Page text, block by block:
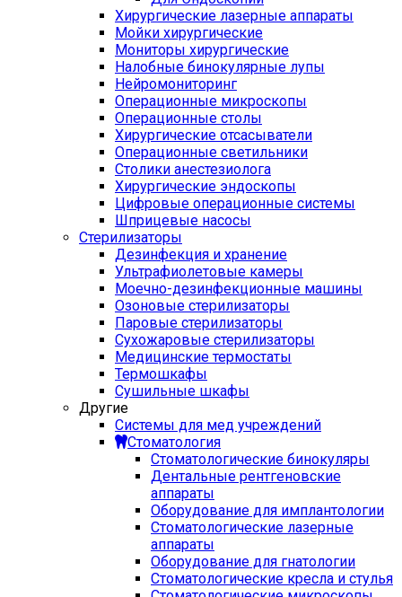
Хирургические лазерные аппараты
Мойки хирургические
Мониторы хирургические
Налобные бинокулярные лупы
Нейромониторинг
Операционные микроскопы
Операционные столы
Хирургические отсасыватели
Операционные светильники
Столики анестезиолога
Хирургические эндоскопы
Цифровые операционные системы
Шприцевые насосы
Стерилизаторы
Дезинфекция и хранение
Ультрафиолетовые камеры
Моечно-дезинфекционные машины
Озоновые стерилизаторы
Паровые стерилизаторы
Сухожаровые стерилизаторы
Медицинские термостаты
Термошкафы
Сушильные шкафы
Другие
Системы для мед учреждений
Стоматология
Стоматологические бинокуляры
Дентальные рентгеновские
аппараты
Оборудование для имплантологии
Стоматологические лазерные
аппараты
Оборудование для гнатологии
Стоматологические кресла и стулья